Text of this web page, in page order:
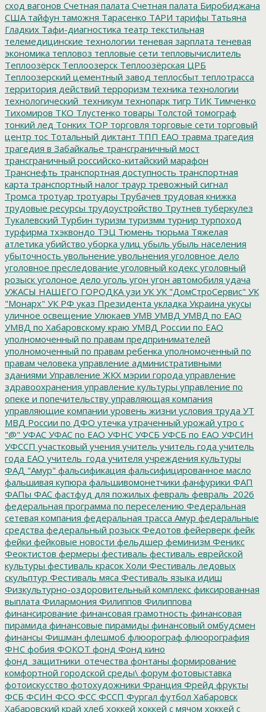
сход вагонов Счетная палата Счетная палата Биробиджана
США тайфун таможня Тарасенко ТАРИ тарифы Татьяна
Гладких Тафи-диагностика театр текстильная
телемедицинские технологии теневая зарплата теневая
экономика тепловоз тепловые сети тепловычислитель
Теплоозёрск Теплоозерск Теплоозёрская ЦРБ
Теплоозерский цементный завод теплосбыт теплотрасса
территория действий терроризм техника технологии
технологический_техникум технопарк тигр ТИК Тимченко
Тихомиров ТКО Тлустенко товары Толстой томограф
тонкий лед Тонких ТОР торговля торговые сети торговый
центр тос Тотальный диктант ТПП ЕАО травма трагедия
трагедия в Забайкалье трансграничный мост
трансграничный российско-китайский марафон
Транснефть транспортная доступность транспортная
карта транспортный налог траур тревожный сигнал
Тромса тротуар тротуары Трубачев трудовая книжка
трудовые ресурсы трудоустройство Трутнев туберкулез
Тукалевский Турбин туризм туризмм турнир турпоход
турфирма тхэквондо ТЭЦ Тюмень тюрьма Тяжелая
атлетика убийство уборка улиц убыль убыль населения
убыточность увольнение увольнения уголовное дело
уголовное преследование уголовный кодекс уголовный
розыск уголоное дело уголь угон угон автомобиля удача
УЖАСЫ НАШЕГО ГОРОДКА узи УК УК "ДомСтроСервис" УК
"Монарх" УК РФ указ Президента укладка Украина укусы
уличное освещение Улюкаев УМВ УМВД УМВД по ЕАО
УМВД по Хабаровскому краю УМВД России по ЕАО
уполномоченный по правам предпринимателей
уполномоченный по правам ребенка уполномоченный по
правам человека управление административными
зданиями Управление ЖКХ мэрии города управление
здравоохранения управление культуры управление по
опеке и попечительству управляющая компания
управляющие компании уровень жизни условия труда УТ
МВД России по ДФО утечка утраченный урожай утро с
"@" УФАС УФАС по ЕАО УФНС УФСБ УФСБ по ЕАО УФСИН
УФССП участковый учения учитель учитель года учитель
года ЕАО учитель_года учителя учреждения культуры
ФАД "Амур" фальсификация фальсифицированное масло
фальшивая купюра фальшивомонетчики фанфурики ФАП
ФАПы ФАС фастфуд для пожилых февраль февраль_2026
федеральная программа по переселению Федеральная
сетевая компания федеральная трасса Амур федеральные
средства федеральный розыск Федотов фейерверк фейк
фейки фейковые новости фельдшер феминизм Феникс
Феоктистов фермеры фестиваль фестиваль еврейской
культуры фестиваль красок Холи Фестиваль ледовых
скульптур Фестиваль мяса Фестиваль языка идиш
Физкультурно-оздоровительный комплекс фиксированная
выплата Филармония Филиппов Филиппова
финансирование финансовая грамотность финансовая
пирамида финансовые пирамиды финансовый омбудсмен
финансы Фишман флешмоб флюорограф флюорография
ФНС фобия ФОКОТ фонд Фонд кино
фонд_защитники_отечества фонтаны формирование
комфортной городской среды\ форум фотовыставка
фотоискусство фотохудожники Франция Фрейд фрукты
ФСБ ФСИН ФСО ФСС ФССП Фургал футбол Хабаровск
Хабаровский край хлеб хоккей хоккей с мячом хоккей с